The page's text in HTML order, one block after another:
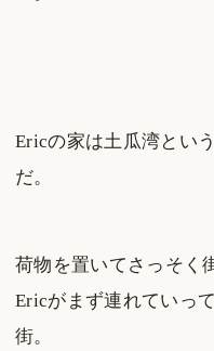
Ericの家は土瓜湾とい
だ。
荷物を置いてさっそく
Ericがまず連れていっ
街。